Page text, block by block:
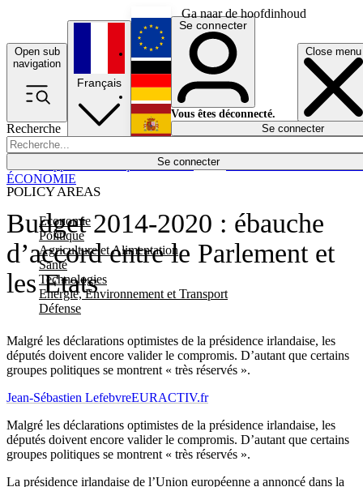
Ga naar de hoofdinhoud
Open sub
navigation
Close menu
Recherche
Se connecter
POLICY AREAS
Economie
Politique
Agriculture et Alimentation
Santé
Technologies
Energie, Environnement et Transport
Défense
Économie
Français
English
Deutsch
Español
Se connecter
Vous êtes déconnecté.
Se connecter
Budget 2014-2020 : ébauche
d’accord entre le Parlement et
les Etats
Malgré les déclarations optimistes de la présidence irlandaise, les
députés doivent encore valider le compromis. D’autant que certains
groupes politiques se montrent « très réservés ».
ÉCONOMIE
Jean-Sébastien LefebvreEURACTIV.fr
Malgré les déclarations optimistes de la présidence irlandaise, les
députés doivent encore valider le compromis. D’autant que certains
groupes politiques se montrent « très réservés ».
La présidence irlandaise de l’Union européenne a annoncé dans la